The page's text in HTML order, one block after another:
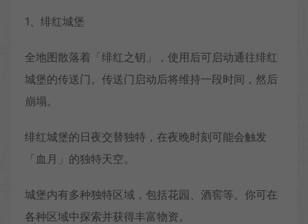
1、绯红城堡
全地图散落着「绯红之钥」，使用后可启动通往绯红
城堡的传送门。传送门启动后将维持一段时间，然后
崩塌。
绯红城堡的日夜交替独特，在夜晚时刻可能会触发
「血月」的独特天空。
城堡内有多种独特区域，包括花园、酒窖等。你可在
各种区域中探索并获得丰富物资。